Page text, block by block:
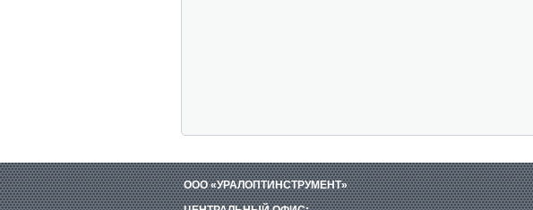
ООО «УРАЛОПТИНСТРУМЕНТ»